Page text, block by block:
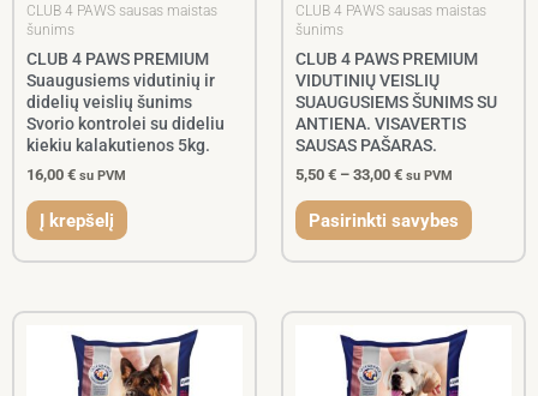
CLUB 4 PAWS sausas maistas
šunims
CLUB 4 PAWS PREMIUM
Suaugusiems vidutinių ir
didelių veislių šunims
Svorio kontrolei su dideliu
kiekiu kalakutienos 5kg.
16,00 € su PVM
Į krepšelį
CLUB 4 PAWS sausas maistas
šunims
CLUB 4 PAWS PREMIUM
VIDUTINIŲ VEISLIŲ
SUAUGUSIEMS ŠUNIMS SU
ANTIENA. VISAVERTIS
SAUSAS PAŠARAS.
5,50 € – 33,00 € su PVM
Pasirinkti savybes
on
the
page